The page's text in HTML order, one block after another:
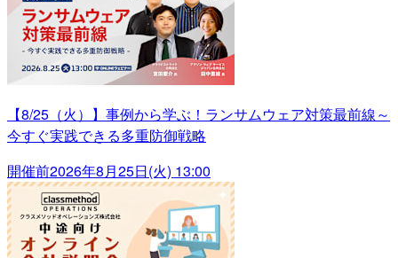
【8/25（火）】事例から学ぶ！ランサムウェア対策最前線～
今すぐ実践できる多重防御戦略
開催前2026年8月25日(火) 13:00